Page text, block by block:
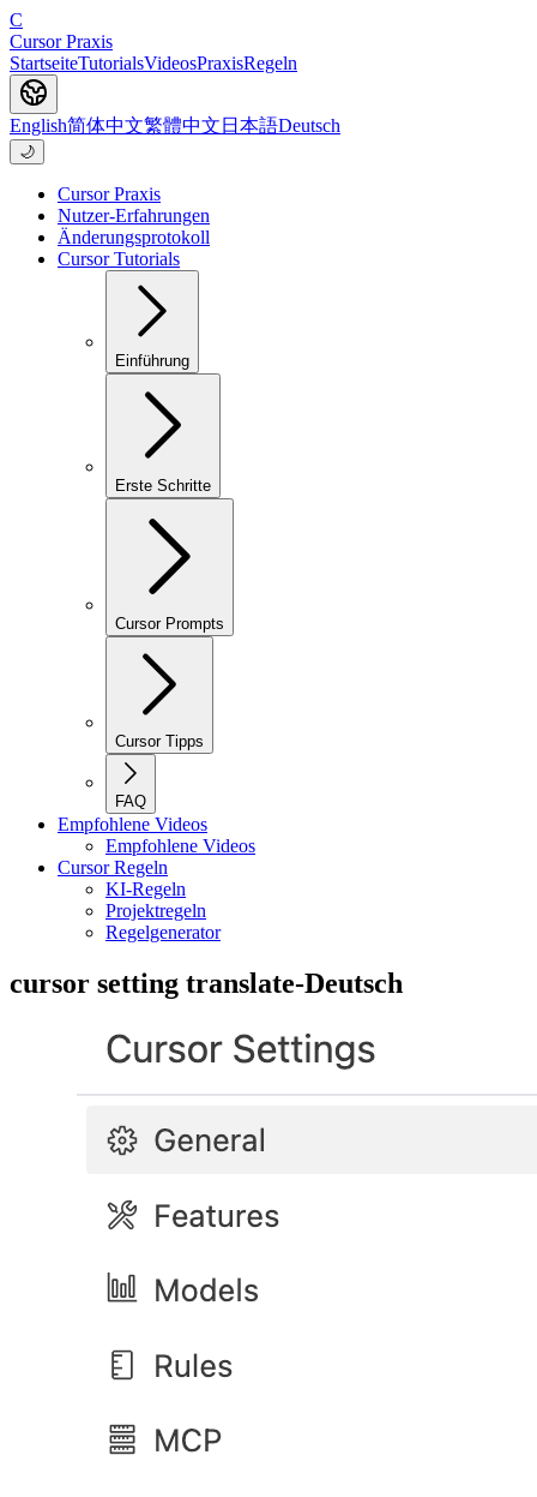
C
Cursor Praxis
StartseiteTutorialsVideosPraxisRegeln
English简体中文繁體中文 日本語Deutsch
🌙
Cursor Praxis
Nutzer-Erfahrungen
Änderungsprotokoll
Cursor Tutorials
Einführung
Erste Schritte
Cursor Prompts
Cursor Tipps
FAQ
Empfohlene Videos
Empfohlene Videos
Cursor Regeln
KI-Regeln
Projektregeln
Regelgenerator
cursor setting translate-Deutsch